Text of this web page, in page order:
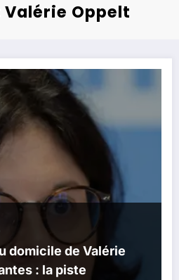
Oppelt
domicile de Valérie
: la piste